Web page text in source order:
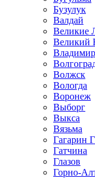
Бузулук
Валдай
Великие
Великий
Владимир
Волжск
Вологда
Воронеж
Выборг
Выкса
Вязьма
Гагарин
Гатчина
Глазов
Горно-